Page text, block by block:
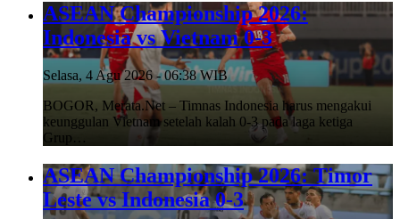
ASEAN Championship 2026:
Indonesia vs Vietnam 0-3
Selasa, 4 Agu 2026 - 06:38 WIB
BOGOR, Merata.Net – Timnas Indonesia harus mengakui
keunggulan Vietnam setelah kalah 0-3 pada laga ketiga
Grup…
ASEAN Championship 2026: Timor
Leste vs Indonesia 0-3